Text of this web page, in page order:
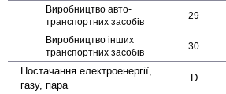
Виробництво авто­
транспортних засобів
29
Виробництво інших
транспортних засобів
30
Постачання електро­енергії,
газу, пара
D